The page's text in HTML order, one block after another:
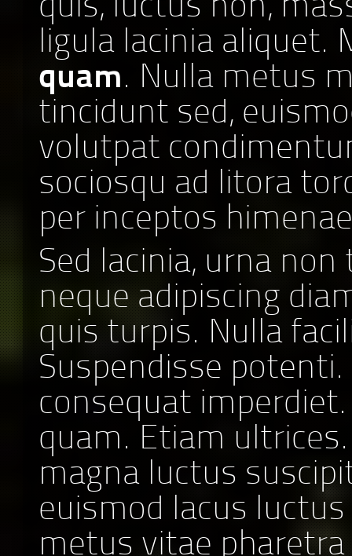
quis, luctus non,
ligula lacinia aliquet.
quam. Nulla metus
tincidunt sed,
volutpat
sociosqu ad litora
per inceptos
Sed lacinia, urna
neque adipiscing
quis turpis. Nulla
Suspendisse
consequat
quam. Etiam
magna luctus
euismod lacus
metus vitae